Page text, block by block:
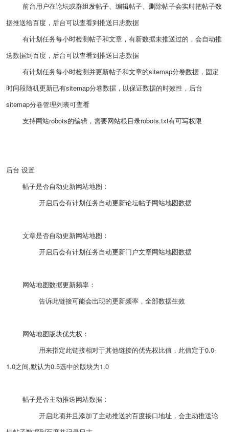
前台用户在论坛或群组发帖子、编辑帖子、删除帖子会实时把帖子数
据推送给百度，后台可以查看到推送日志数据
有计划任务每小时检测帖子和文章，有新数据未推送过的，会自动推
送数据到百度，后台可以查看到推送日志数据
有计划任务每小时检测并更新帖子和文章的sitemap分卷数据，固定
时间段随机更新已有sitemap分卷数据，以保证数据的时效性，后台
sitemap分卷管理列表可查看
支持网站robots的编辑，需要网站根目录robots.txt有可写权限
后台 设置
帖子是否自动更新网站地图：
开启后会有计划任务自动更新论坛帖子网站地图数据
文章是否自动更新网站地图：
开启后会有计划任务自动更新门户文章网站地图数据
网站地图数据更新频率：
告诉此链接可能会出现的更新频率，全部数据生效
网站地图版块优先权：
用来指定此链接相对于其他链接的优先权比值，此值定于0.0-
1.0之间,默认为0.5选中的版块为1.0
帖子是否主动推送网站数据：
开启此项并且添加了主动推送的百度接口地址，会主动推送论